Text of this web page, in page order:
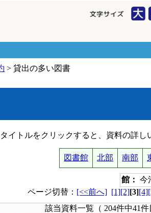
> 貸出の多い図書
タイトルをクリックすると、資料の詳し
図書館 北部 南部
館： 今
ページ切替： [<<前へ] [1][2][3][4]
該当資料一覧（ 204件中41件